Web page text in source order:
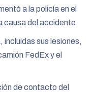
a la policía en el
causa del accidente.
sus lesiones,
FedEx y el
de contacto del